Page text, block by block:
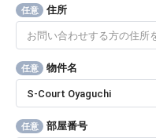
任意 住所
任意 物件名
任意 部屋番号